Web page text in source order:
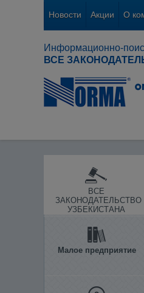
Новости Акции О
Информационно-
ВСЕ
ВСЕ
ЗАКОНОДАТЕЛЬСТВО
УЗБЕКИСТАНА
Малое предприятие